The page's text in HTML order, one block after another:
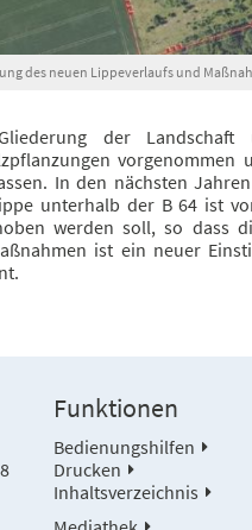
des neuen Lippeverlaufs und
der
In den nächsten
unterhalb der B 64 ist
werden soll, so dass
ist ein neuer
Funktionen
Bedienungshilfen
Drucken
Inhaltsverzeichnis